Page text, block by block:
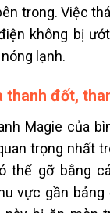
trong. Việc
không bị
lạnh.
thanh đốt,
Magie của
trọng nhất
thể gỡ bằng
vực gần bảng